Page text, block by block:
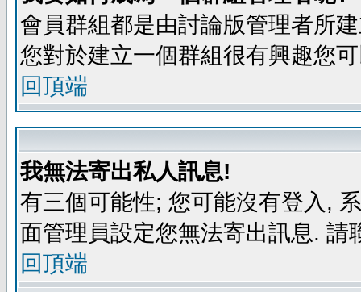
會員群組都是由討論版管理者所
您對於建立一個群組很有興趣您
回頂端
我無法寄出私人訊息!
有三個可能性; 您可能沒有登入,
面管理員設定您無法寄出訊息. 請
回頂端